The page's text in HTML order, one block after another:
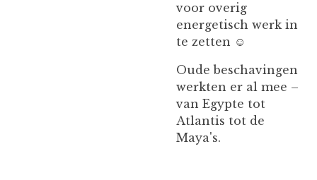
voor overig
energetisch werk in
te zetten ☺️
Oude beschavingen
werkten er al mee –
van Egypte tot
Atlantis tot de
Maya's.